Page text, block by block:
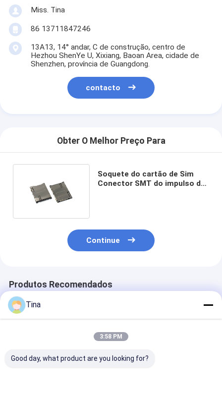
Miss. Tina
86 13711847246
13A13, 14° andar, C de construção, centro de
Hezhou ShenYe U, Xixiang, Baoan Area, cidade de
Shenzhen, província de Guangdong.
contacto
Obter O Melhor Preço Para
Soquete do cartão de Sim
Conector SMT do impulso do
Continue
Produtos Recomendados
Tina
3:58 PM
Good day, what product are you looking for?